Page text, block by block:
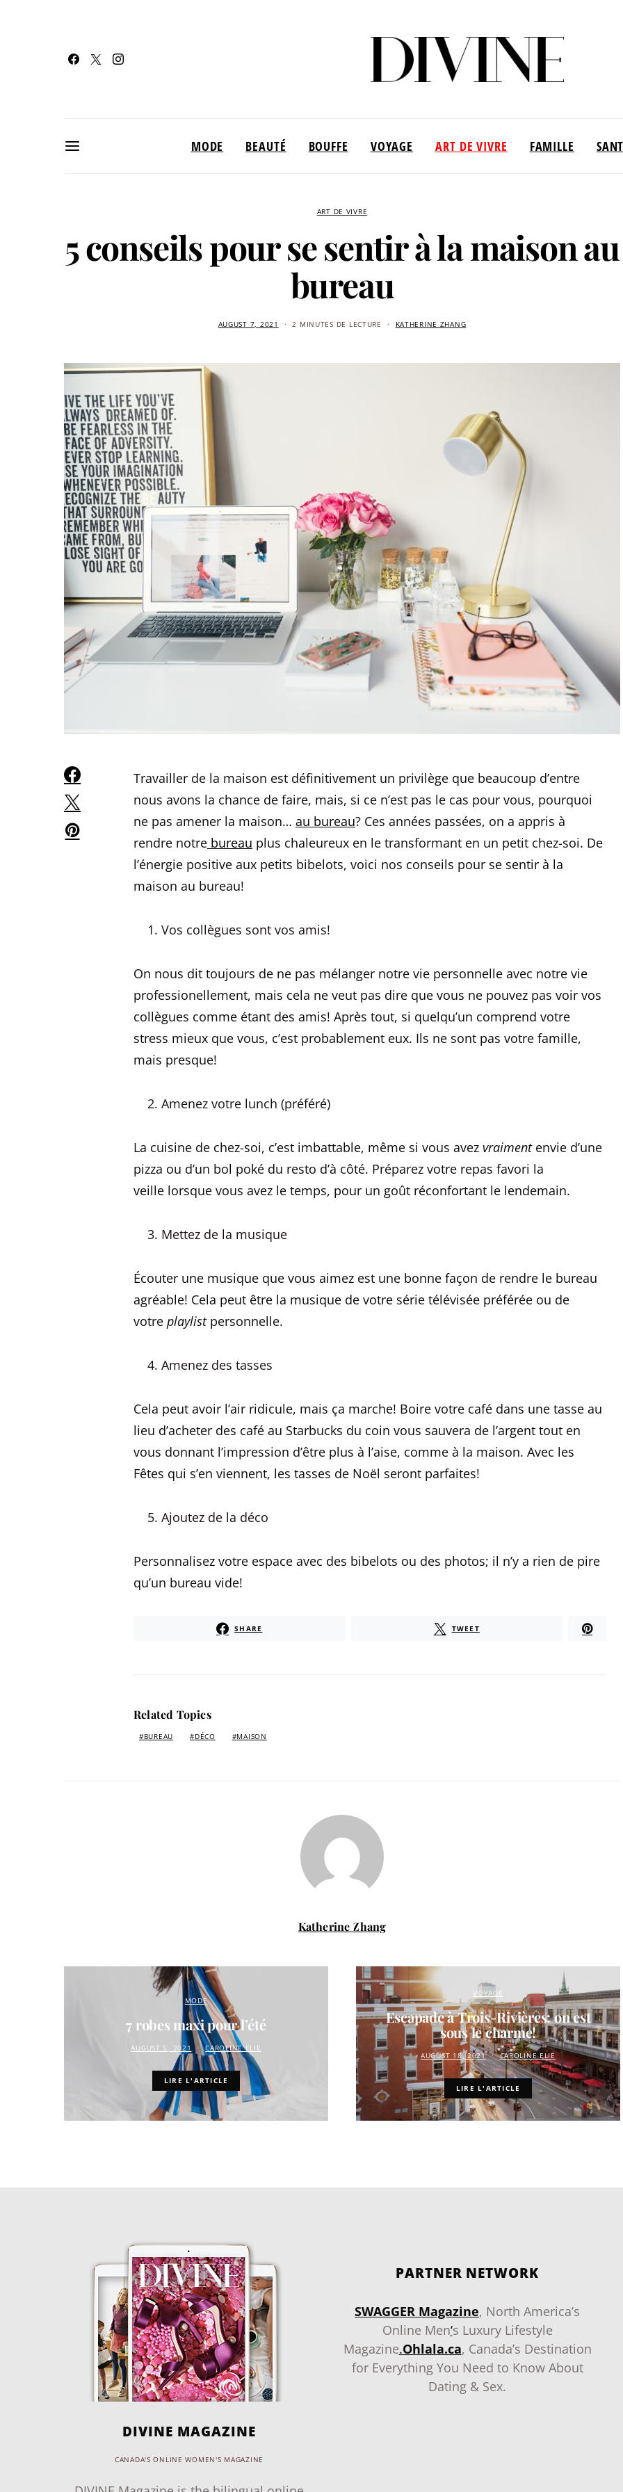
MODE BEAUTÉ BOUFFE VOYAGE ART DE VIVRE FAMILLE
ART DE VIVRE
5 conseils pour se sentir à la maison au
bureau
AUGUST 7, 2021 2 MINUTES DE LECTURE KATHERINE ZHANG
Travailler de la maison est définitivement un privilège que beaucoup d’entre
nous avons la chance de faire, mais, si ce n’est pas le cas pour vous, pourquoi
ne pas amener la maison… au bureau? Ces années passées, on a appris à
rendre notre bureau plus chaleureux en le transformant en un petit chez-soi. De
l’énergie positive aux petits bibelots, voici nos conseils pour se sentir à la
maison au bureau!
Vos collègues sont vos amis!
On nous dit toujours de ne pas mélanger notre vie personnelle avec notre vie
professionellement, mais cela ne veut pas dire que vous ne pouvez pas voir vos
collègues comme étant des amis! Après tout, si quelqu’un comprend votre
stress mieux que vous, c’est probablement eux. Ils ne sont pas votre famille,
mais presque!
Amenez votre lunch (préféré)
La cuisine de chez-soi, c’est imbattable, même si vous avez vraimentenvie d’une
pizza ou d’un bol poké du resto d’à côté. Préparez votre repas favori la
veille lorsque vous avez le temps, pour un goût réconfortant le lendemain.
Mettez de la musique
Écouter une musique que vous aimez est une bonne façon de rendre le bureau
agréable! Cela peut être la musique de votre série télévisée préférée ou de
votre playlistpersonnelle.
Amenez des tasses
Cela peut avoir l’air ridicule, mais ça marche! Boire votre café dans une tasse au
lieu d’acheter des café au Starbucks du coin vous sauvera de l’argent tout en
vous donnant l’impression d’être plus à l’aise, comme à la maison. Avec les
Fêtes qui s’en viennent, les tasses de Noël seront parfaites!
Ajoutez de la déco
Personnalisez votre espace avec des bibelots ou des photos; il n’y a rien de pire
qu’un bureau vide!
SHARE TWEET
Related Topics
BUREAU DÉCO MAISON
Katherine Zhang
MODE
7 robes maxi pour l’été
AUGUST 5, 2021 CAROLINE ELIE
LIRE L'ARTICLE
VOYAGE
Escapade à Trois-Rivières: on est
sous le charme!
AUGUST 18, 2021 CAROLINE ELIE
LIRE L'ARTICLE
DIVINE MAGAZINE
CANADA'S ONLINE WOMEN'S MAGAZINE
PARTNER NETWORK
SWAGGER Magazine, North America’s
Online Men‘s Luxury Lifestyle
Magazine.Ohlala.ca, Canada’s Destination
for Everything You Need to Know About
Dating & Sex.